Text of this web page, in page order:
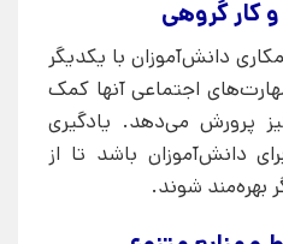
دانش‌آموزان با یکدیگر
اجتماعی آنها کمک
پرورش می‌دهد. یادگیری
دانش‌آموزان باشد تا از
بهره‌مند شوند.